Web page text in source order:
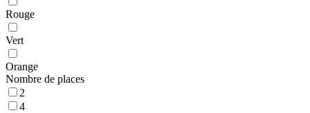
Rouge
Vert
Orange
Nombre de places
2
4